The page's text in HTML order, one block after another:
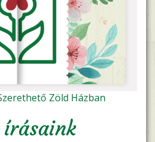
Zöld Házban
írásaink